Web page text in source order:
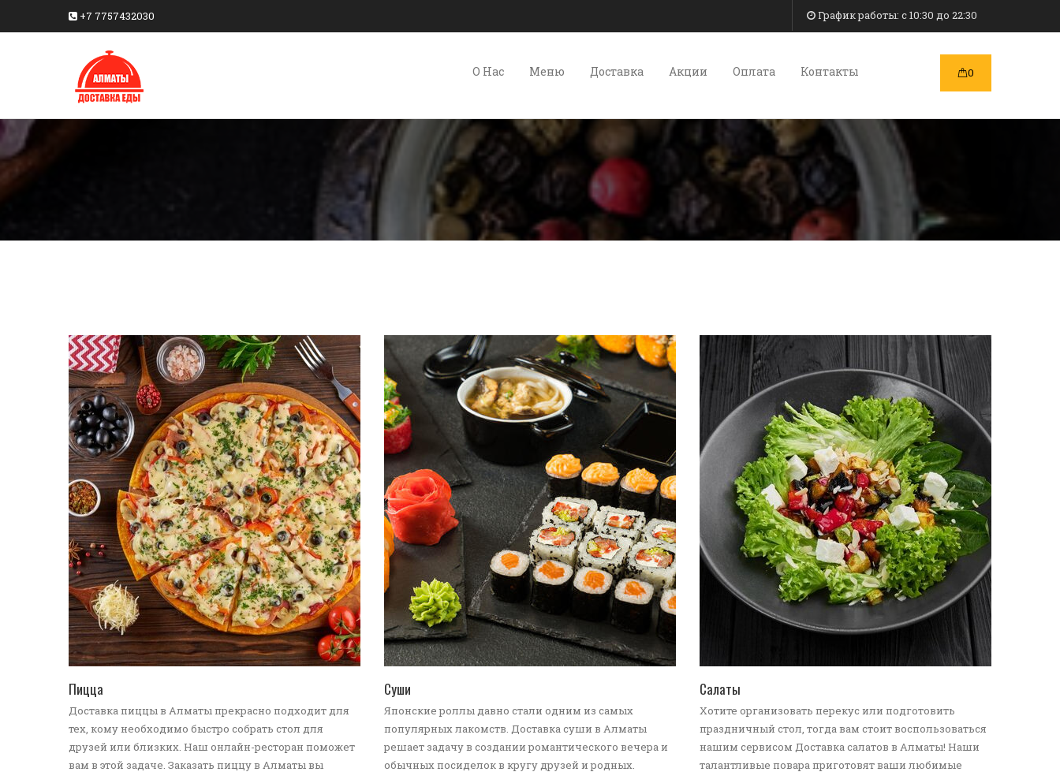
+7 7757432030 График работы: c 10:30 до 22:30
О Нас Меню Доставка Акции Оплата Контакты 0
Пицца
Доставка пиццы в Алматы прекрасно подходит для
тех, кому необходимо быстро собрать стол для
друзей или близких. Наш онлайн-ресторан поможет
вам в этой задаче. Заказать пиццу в Алматы вы
Суши
Японские роллы давно стали одним из самых
популярных лакомств. Доставка суши в Алматы
решает задачу в создании романтического вечера и
обычных посиделок в кругу друзей и родных.
Салаты
Хотите организовать перекус или подготовить
праздничный стол, тогда вам стоит воспользоваться
нашим сервисом Доставка салатов в Алматы! Наши
талантливые повара приготовят ваши любимые